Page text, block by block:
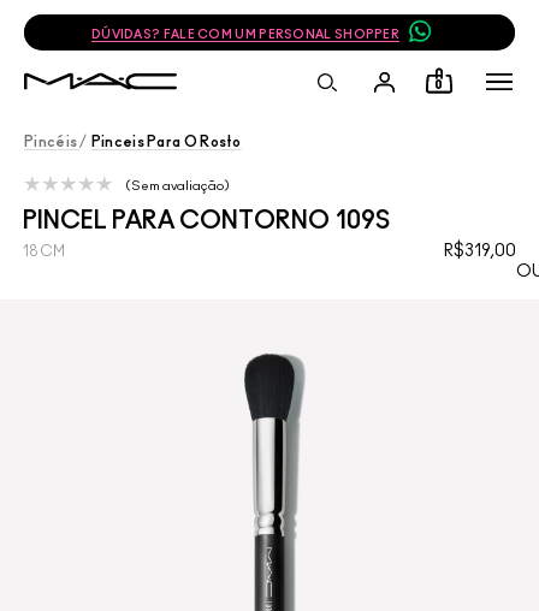
DÚVIDAS? FALE COM UM PERSONAL SHOPPER
0
Pincéis / Pinceis Para O Rosto
PINCEL PARA CONTORNO 109S
R$319,00
18CM
Sem avaliação